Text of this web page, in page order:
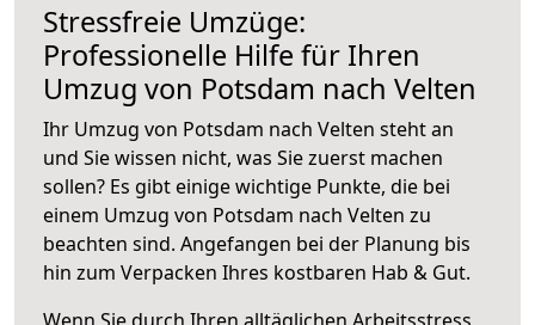
Stressfreie Umzüge:
Professionelle Hilfe für Ihren
Umzug von Potsdam nach Velten
Ihr Umzug von Potsdam nach Velten steht an
und Sie wissen nicht, was Sie zuerst machen
sollen? Es gibt einige wichtige Punkte, die bei
einem Umzug von Potsdam nach Velten zu
beachten sind. Angefangen bei der Planung bis
hin zum Verpacken Ihres kostbaren Hab & Gut.